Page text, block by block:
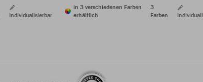
Individualisierbar
in 3 verschiedenen Farben
erhältlich
3
Farben